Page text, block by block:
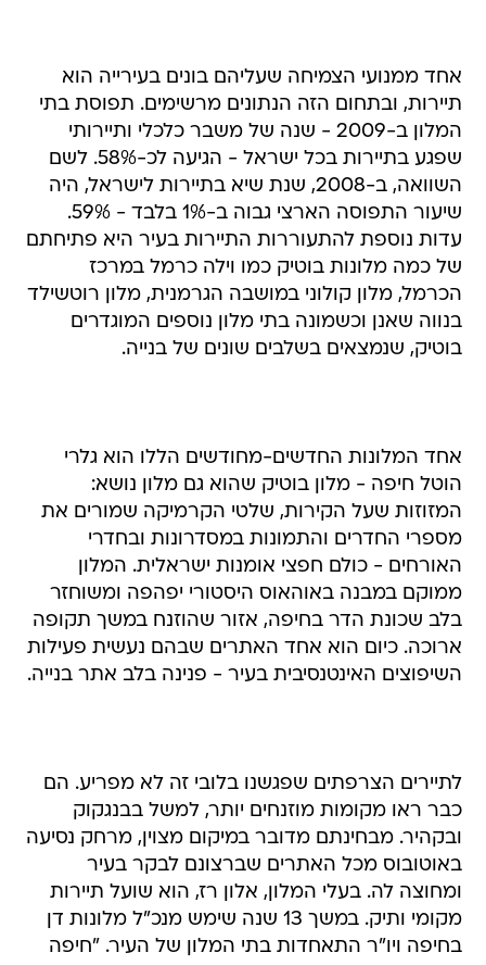
אחד ממנועי הצמיחה שעליהם בונים בעירייה הוא
תיירות, ובתחום הזה הנתונים מרשימים. תפוסת בתי
המלון ב-2009 - שנה של משבר כלכלי ותיירותי
שפגע בתיירות בכל ישראל - הגיעה לכ-58%. לשם
השוואה, ב-2008, שנת שיא בתיירות לישראל, היה
שיעור התפוסה הארצי גבוה ב-1% בלבד - 59%.
עדות נוספת להתעוררות התיירות בעיר היא פתיחתם
של כמה מלונות בוטיק כמו וילה כרמל במרכז
הכרמל, מלון קולוני במושבה הגרמנית, מלון רוטשילד
בנווה שאנן וכשמונה בתי מלון נוספים המוגדרים
בוטיק, שנמצאים בשלבים שונים של בנייה.
אחד המלונות החדשים-מחודשים הללו הוא גלרי
הוטל חיפה - מלון בוטיק שהוא גם מלון נושא:
המזוזות שעל הקירות, שלטי הקרמיקה שמורים את
מספרי החדרים והתמונות במסדרונות ובחדרי
האורחים - כולם חפצי אומנות ישראלית. המלון
ממוקם במבנה באוהאוס היסטורי יפהפה ומשוחזר
בלב שכונת הדר בחיפה, אזור שהוזנח במשך תקופה
ארוכה. כיום הוא אחד האתרים שבהם נעשית פעילות
השיפוצים האינטנסיבית בעיר - פנינה בלב אתר בנייה.
לתיירים הצרפתים שפגשנו בלובי זה לא מפריע. הם
כבר ראו מקומות מוזנחים יותר, למשל בבנגקוק
ובקהיר. מבחינתם מדובר במיקום מצוין, מרחק נסיעה
באוטובוס מכל האתרים שברצונם לבקר בעיר
ומחוצה לה. בעלי המלון, אלון רז, הוא שועל תיירות
מקומי ותיק. במשך 13 שנה שימש מנכ"ל מלונות דן
בחיפה ויו"ר התאחדות בתי המלון של העיר. "חיפה